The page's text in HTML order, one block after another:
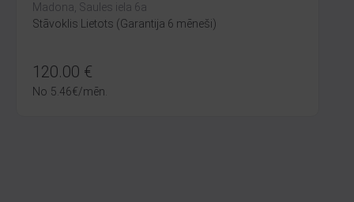
Madona, Saules iela 6a
Stāvoklis Lietots (Garantija 6 mēneši)
120.00 €
No 5.46€/mēn.